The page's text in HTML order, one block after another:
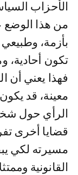
الأحزاب
من هذا
بأزمة،
تكون
فهذا يعني أن
معينة، قد
الرأي حول
قضايا أخرى
مسيرته لكي
القانونية